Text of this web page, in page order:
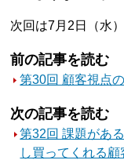
次回は7月2日（水
前の記事を読む
第30回 顧客視点
次の記事を読む
第32回 課題があ
し買ってくれる